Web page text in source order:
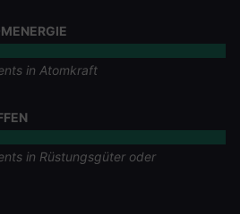
in Atomkraft
in Rüstungsgüter oder